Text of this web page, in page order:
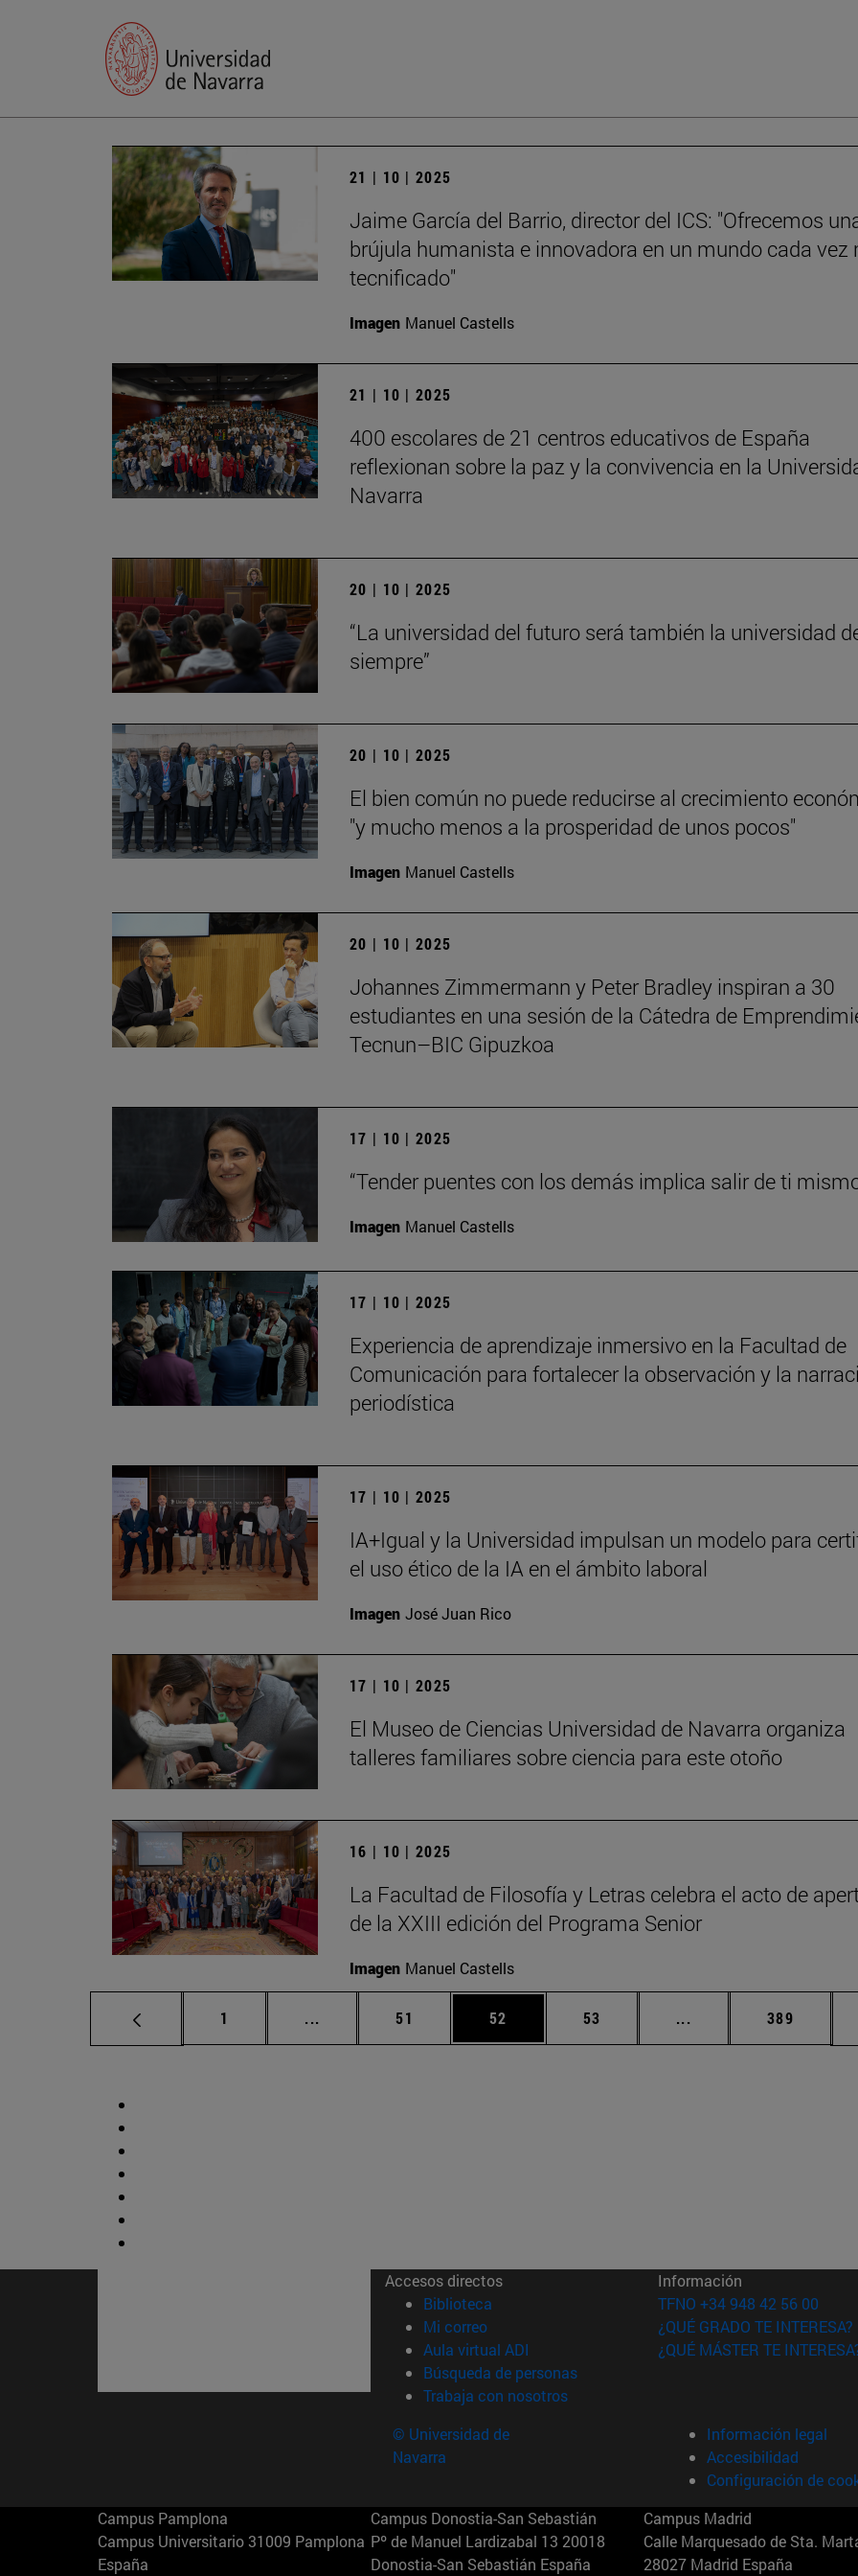
21 | 10 | 2025
Jaime García del Barrio, director del ICS: "Ofrecemos
brújula humanista e innovadora en un mundo cada vez
tecnificado"
Imagen Manuel Castells
21 | 10 | 2025
400 escolares de 21 centros educativos de España
reflexionan sobre la paz y la convivencia en la
Navarra
20 | 10 | 2025
“La universidad del futuro será también la universidad
siempre”
20 | 10 | 2025
El bien común no puede reducirse al crecimiento
"y mucho menos a la prosperidad de unos pocos"
Imagen Manuel Castells
20 | 10 | 2025
Johannes Zimmermann y Peter Bradley inspiran a 30
estudiantes en una sesión de la Cátedra de
Tecnun–BIC Gipuzkoa
17 | 10 | 2025
“Tender puentes con los demás implica salir de ti
Imagen Manuel Castells
17 | 10 | 2025
Experiencia de aprendizaje inmersivo en la Facultad de
Comunicación para fortalecer la observación y la
periodística
17 | 10 | 2025
IA+Igual y la Universidad impulsan un modelo para
el uso ético de la IA en el ámbito laboral
Imagen José Juan Rico
17 | 10 | 2025
El Museo de Ciencias Universidad de Navarra organiza
talleres familiares sobre ciencia para este otoño
16 | 10 | 2025
La Facultad de Filosofía y Letras celebra el acto de
de la XXIII edición del Programa Senior
Imagen Manuel Castells
Página
1 ... Páginas intermedias Use TAB para desplazarse.
Página
51 Página
52 Página
53 ... Páginas intermedias
Página
389
Accesos directos
Biblioteca (abre en nueva ventana)
Mi correo(abre en nueva ventana)
Aula virtual ADI (abre en nueva ventana)
Búsqueda de personas(abre en nueva ventana)
Trabaja con nosotros(abre en nueva ventana)
Información
TFNO +34 948 42 56 00
¿QUÉ GRADO TE INTERESA?
¿QUÉ MÁSTER TE
© Universidad de
Navarra
Información legal
Accesibilidad
Configuración de
Campus Pamplona
Campus Universitario 31009 Pamplona
España
Campus Donostia-San Sebastián
Pº de Manuel Lardizabal 13 20018
Donostia-San Sebastián España
Campus Madrid
Calle Marquesado de Sta.
28027 Madrid España